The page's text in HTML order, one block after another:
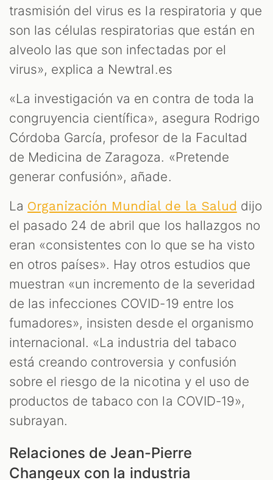
trasmisión del virus es la respiratoria y que
son las células respiratorias que están en
alveolo las que son infectadas por el
virus», explica a Newtral.es
«La investigación va en contra de toda la
congruyencia científica», asegura Rodrigo
Córdoba García, profesor de la Facultad
de Medicina de Zaragoza. «Pretende
generar confusión», añade.
La Organización Mundial de la Salud dijo
el pasado 24 de abril que los hallazgos no
eran «consistentes con lo que se ha visto
en otros países». Hay otros estudios que
muestran «un incremento de la severidad
de las infecciones COVID-19 entre los
fumadores», insisten desde el organismo
internacional. «La industria del tabaco
está creando controversia y confusión
sobre el riesgo de la nicotina y el uso de
productos de tabaco con la COVID-19»,
subrayan.
Relaciones de Jean-Pierre
Changeux con la industria